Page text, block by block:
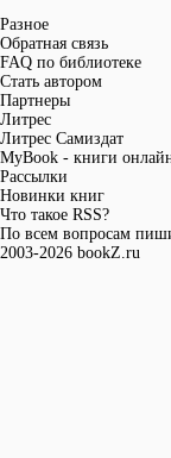
Разное
Обратная связь
FAQ по библиотеке
Стать автором
Партнеры
Литрес
Литрес Самиздат
MyBook - книги
Рассылки
Новинки книг
Что такое RSS?
По всем вопросам
2003-2026 bookZ.ru